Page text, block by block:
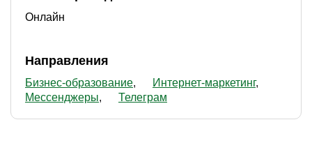
Онлайн
Направления
Бизнес-образование
Интернет-маркетинг
Мессенджеры
Телеграм